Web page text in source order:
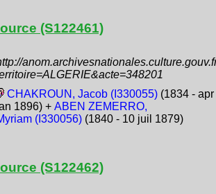
(S122461)
CHAKROUN, Jacob (I330055)(1834 - apr
1896) + ABEN ZEMERRO,
(I330056)(1840 - 10 juil 1879)
(S122462)